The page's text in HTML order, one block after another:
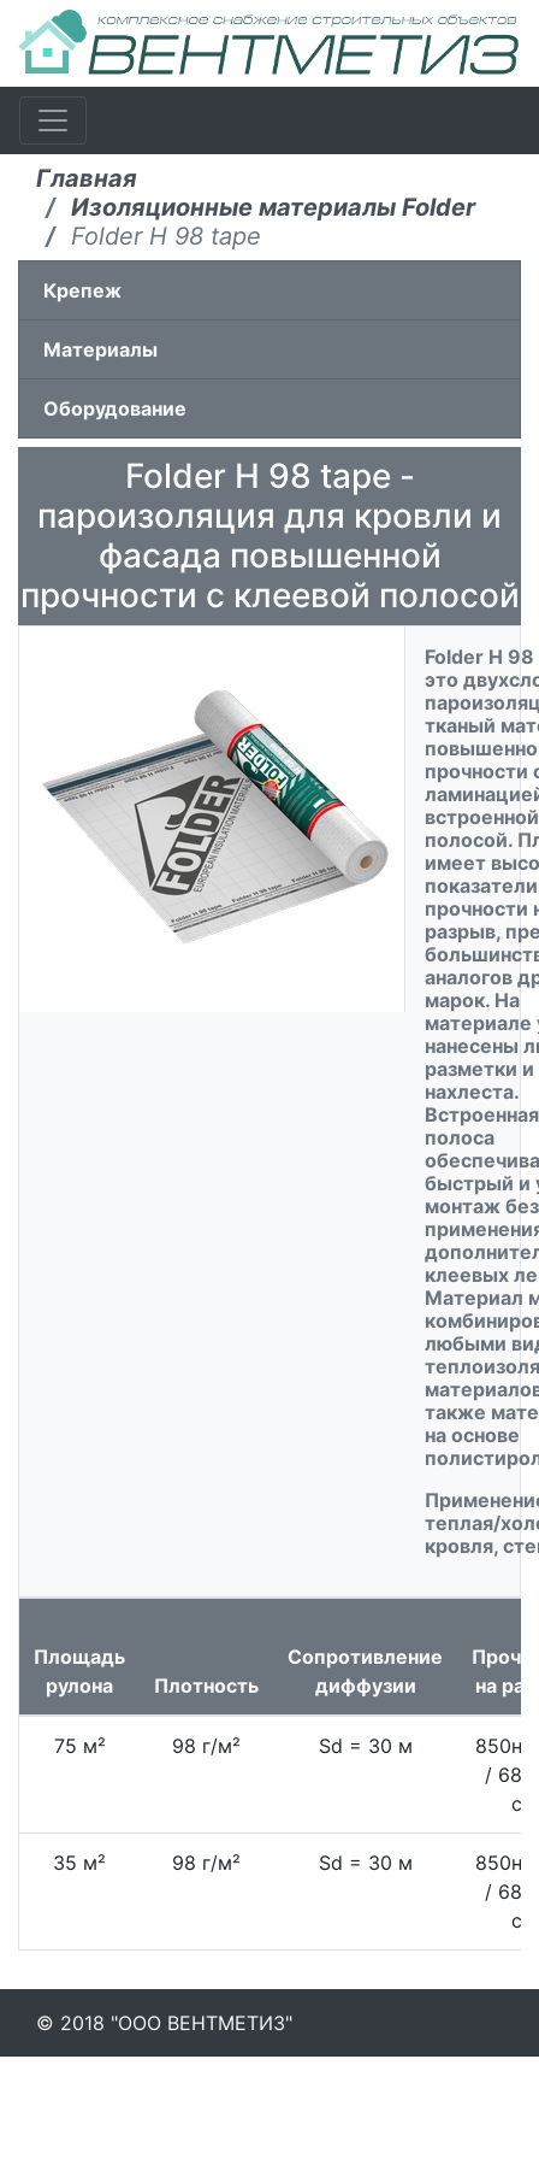
Главная
Изоляционные материалы Folder
Folder H 98 tape
Крепеж
Материалы
Оборудование
Folder H 98 tape -
пароизоляция для кровли и
фасада повышенной
прочности c клеевой полосой
Folder H
это
тканый
прочности
полосой.
имеет
показатели
прочности
разрыв,
аналогов
марок. На
материале
нанесены
разметки и
нахлеста.
полоса
быстрый и
монтаж без
клеевых
Материал
любыми
также
на основе
теплая/
кровля,
Площадь
рулона
Плотность
Сопротивление
диффузии
на
75 м² 98 г/м² Sd = 30 м
850н/
/
см
35 м² 98 г/м² Sd = 30 м
850н/
/
см
© 2018 "ООО ВЕНТМЕТИЗ"